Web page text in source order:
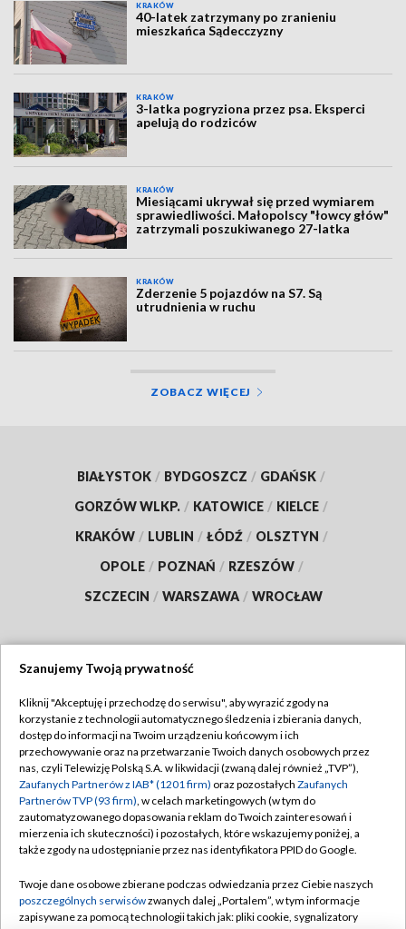
KRAKÓW
40-latek zatrzymany po zranieniu
mieszkańca Sądecczyzny
KRAKÓW
3-latka pogryziona przez psa. Eksperci
apelują do rodziców
KRAKÓW
Miesiącami ukrywał się przed wymiarem
sprawiedliwości. Małopolscy "łowcy głów"
zatrzymali poszukiwanego 27-latka
KRAKÓW
Zderzenie 5 pojazdów na S7. Są
utrudnienia w ruchu
ZOBACZ WIĘCEJ
BIAŁYSTOK / BYDGOSZCZ / GDAŃSK /
GORZÓW WLKP. / KATOWICE / KIELCE /
KRAKÓW / LUBLIN / ŁÓDŹ / OLSZTYN /
OPOLE / POZNAŃ / RZESZÓW /
SZCZECIN / WARSZAWA / WROCŁAW
TVP
Abonament TVP
Emisja w TVP
Centrum informacji TVP
Naziemna Telewizja Cyfrowa
Rada Programowa
Regulamin TVP
Polityka prywatności
Moje zgody
Pomoc
Kontakt
Szanujemy Twoją prywatność
Kliknij "Akceptuję i przechodzę do serwisu", aby wyrazić zgody na
korzystanie z technologii automatycznego śledzenia i zbierania danych,
dostęp do informacji na Twoim urządzeniu końcowym i ich
przechowywanie oraz na przetwarzanie Twoich danych osobowych przez
nas, czyli Telewizję Polską S.A. w likwidacji (zwaną dalej również „TVP”),
Zaufanych Partnerów z IAB* (1201 firm) oraz pozostałych Zaufanych
Partnerów TVP (93 firm), w celach marketingowych (w tym do
zautomatyzowanego dopasowania reklam do Twoich zainteresowań i
mierzenia ich skuteczności) i pozostałych, które wskazujemy poniżej, a
także zgody na udostępnianie przez nas identyfikatora PPID do Google.
Twoje dane osobowe zbierane podczas odwiedzania przez Ciebie naszych
poszczególnych serwisówzwanych dalej „Portalem”, w tym informacje
zapisywane za pomocą technologii takich jak: pliki cookie, sygnalizatory